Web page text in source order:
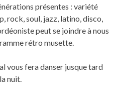
présentes : variété
rock, soul, jazz, latino, disco,
peut se joindre à nous
rétro musette.
vous fera danser jusque tard
nuit.